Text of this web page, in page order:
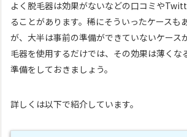
よく脱毛器は効果がないなどの口コミや
ることがあります。稀にそういったケースも
が、大半は事前の準備ができていないケース
毛器を使用するだけでは、その効果は薄くな
準備をしておきましょう。
詳しくは以下で紹介しています。